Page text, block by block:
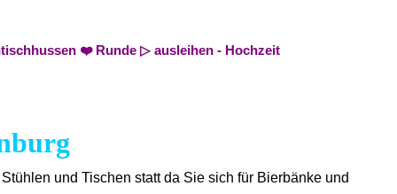
❤️ Runde ▷ ausleihen - Hochzeit
und Tischen statt da Sie sich für Bierbänke und